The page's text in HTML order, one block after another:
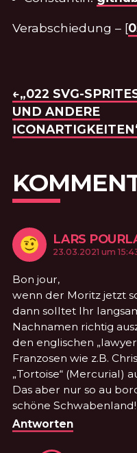
Verabschiedung – [
VORHERIGE
←„022 SVG-
UND ANDERE
LARS
am
23.03.2021 um
Bon jour,
wenn der Moritz jetzt
dann solltet Ihr
Nachnamen richtig
den englischen
Franzosen wie z.B.
„Tortoise“ (Mercurial)
Das aber nur so au
schöne Schwabenland!
Antworten